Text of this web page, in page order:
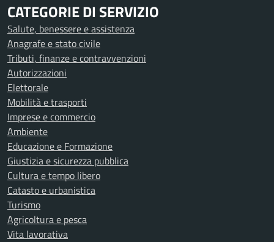
CATEGORIE DI SERVIZIO
Salute, benessere e assistenza
Anagrafe e stato civile
Tributi, finanze e contravvenzioni
Autorizzazioni
Elettorale
Mobilità e trasporti
Imprese e commercio
Ambiente
Educazione e Formazione
Giustizia e sicurezza pubblica
Cultura e tempo libero
Catasto e urbanistica
Turismo
Agricoltura e pesca
Vita lavorativa